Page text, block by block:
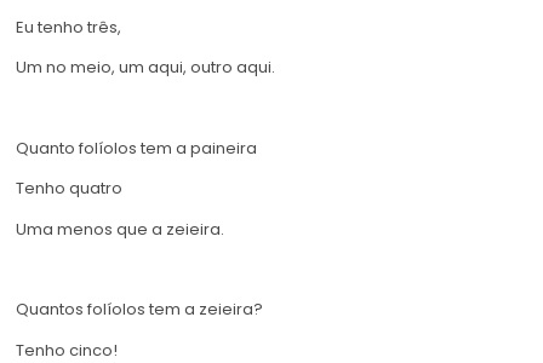
Eu tenho três,
Um no meio, um aqui, outro aqui.
Quanto folíolos tem a paineira
Tenho quatro
Uma menos que a zeieira.
Quantos folíolos tem a zeieira?
Tenho cinco!